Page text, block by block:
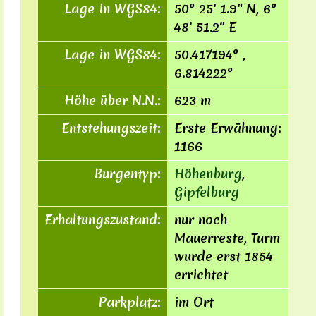
Lage in WGS84:
50° 25′ 1.9″ N, 6°
48′ 51.2″ E
Lage in WGS84:
50.417194° ,
6.814222°
Höhe über N.N.:
623 m
Entstehungszeit:
Erste Erwähnung:
1166
Burgentyp:
Höhenburg,
Gipfelburg
Erhaltungszustand:
nur noch
Mauerreste, Turm
wurde erst 1854
errichtet
Parkplatz:
im Ort